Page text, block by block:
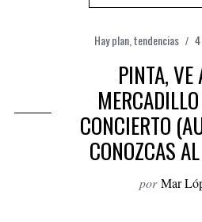
o
r
Hay plan tendencias
PINTA, VE
CONCIERTO
CONOZCAS
por Mar